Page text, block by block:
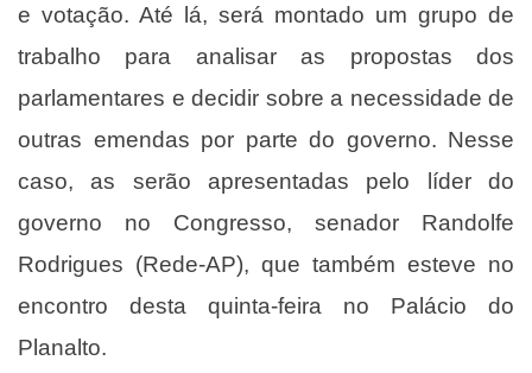
e votação. Até lá, será montado um grupo de
trabalho para analisar as propostas dos
parlamentares e decidir sobre a necessidade de
outras emendas por parte do governo. Nesse
caso, as serão apresentadas pelo líder do
governo no Congresso, senador Randolfe
Rodrigues (Rede-AP), que também esteve no
encontro desta quinta-feira no Palácio do
Planalto.